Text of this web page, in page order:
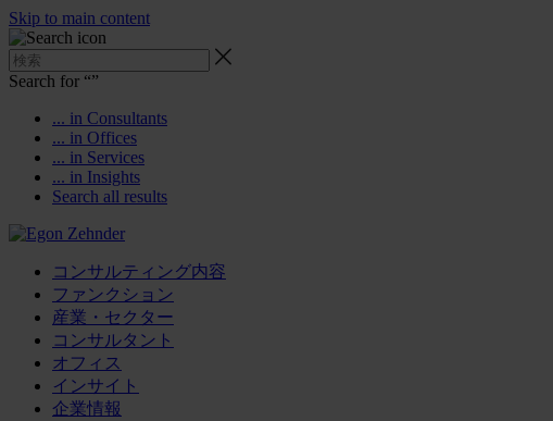
Skip to main content
Search for “”
... in Consultants
... in Offices
... in Services
... in Insights
Search all results
コンサルティング内容
ファンクション
産業・セクター
コンサルタント
オフィス
インサイト
企業情報